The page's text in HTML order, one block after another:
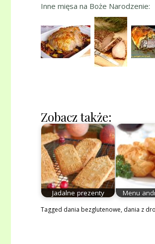
Inne mięsa na Boże Narodzenie:
Zobacz także:
Jadalne prezenty Menu
Tagged dania bezglutenowe, dania z